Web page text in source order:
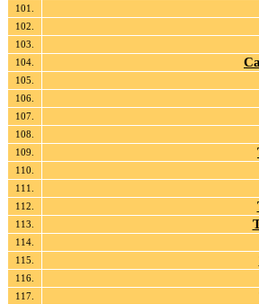
101.
102.
103.
104.
105.
106.
107.
108.
109.
110.
111.
112.
113.
114.
115.
116.
117.